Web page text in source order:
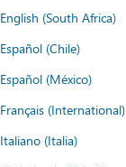
English (South Africa)
Español (Chile)
Español (México)
Français (International)
Italiano (Italia)